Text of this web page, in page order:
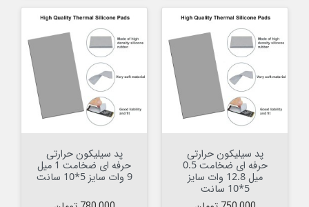
پد سیلیکون حرارتی
حرفه ای ضخامت 0.5
میل 12.8 وات سایز
5*10 سانت
پد سیلیکون حرارتی
حرفه ای ضخامت 1 میل
9 وات سایز 5*10 سانت